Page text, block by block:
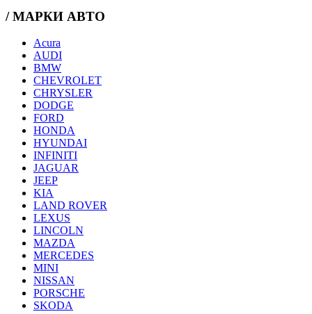
/ МАРКИ АВТО
Acura
AUDI
BMW
CHEVROLET
CHRYSLER
DODGE
FORD
HONDA
HYUNDAI
INFINITI
JAGUAR
JEEP
KIA
LAND ROVER
LEXUS
LINCOLN
MAZDA
MERCEDES
MINI
NISSAN
PORSCHE
SKODA